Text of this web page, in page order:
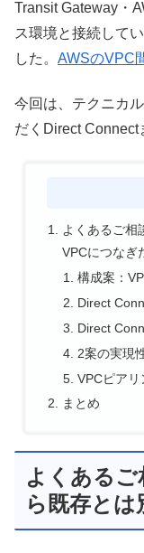
Transit Gateway・
ス環境と接続して
した。 AWSのVPC
今回は、テクニカ
だくDirect Connect
よくあるご相
VPCにつなぎ
構成案：
Direct
Direct
2案の実現
VPCピアリ
まとめ
よくある
ら既存と